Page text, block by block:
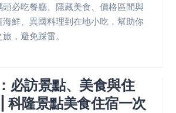
必吃餐廳、隱藏美食、價格區間與
鮮、異國料理到在地小吃，幫助你
，避免踩雷。
必訪景點、美食與住
科隆景點美食住宿一次